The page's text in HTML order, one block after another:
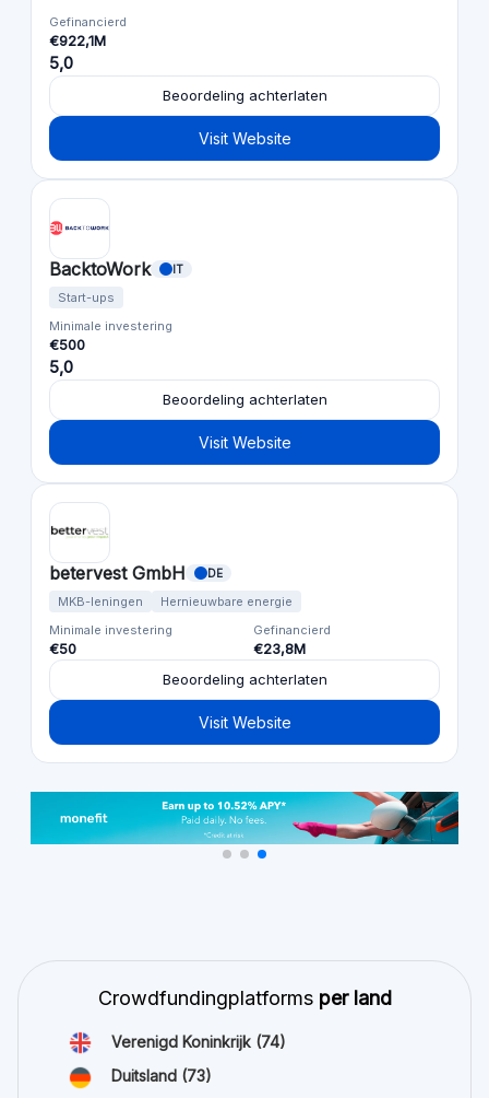
Gefinancierd
€922,1M
5,0
Beoordeling achterlaten
Visit Website
BacktoWork IT
Start-ups
Minimale investering
€500
5,0
Beoordeling achterlaten
Visit Website
betervest GmbH DE
MKB-leningen
Hernieuwbare energie
Minimale investering
€50
Gefinancierd
€23,8M
Beoordeling achterlaten
Visit Website
Crowdfundingplatforms per land
Verenigd Koninkrijk (74)
Duitsland (73)